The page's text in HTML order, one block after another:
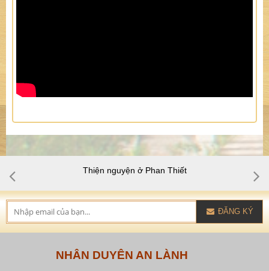
Thiện nguyện ở Phan Thiết
ĐĂNG KÝ
NHÂN DUYÊN AN LÀNH